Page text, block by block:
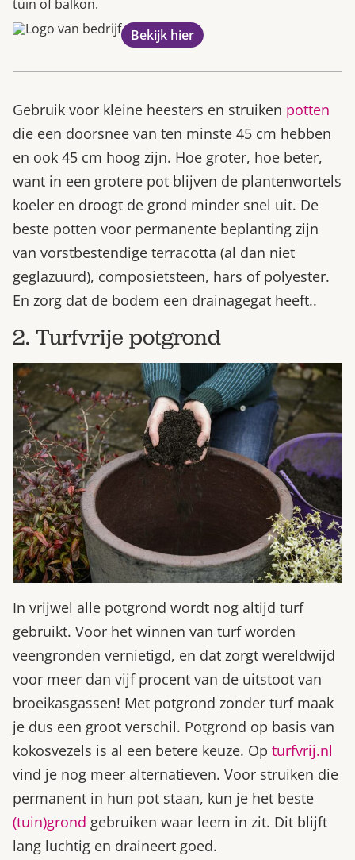
tuin of balkon.
Bekijk hier
Gebruik voor kleine heesters en struiken potten
die een doorsnee van ten minste 45 cm hebben
en ook 45 cm hoog zijn. Hoe groter, hoe beter,
want in een grotere pot blijven de plantenwortels
koeler en droogt de grond minder snel uit. De
beste potten voor permanente beplanting zijn
van vorstbestendige terracotta (al dan niet
geglazuurd), composietsteen, hars of polyester.
En zorg dat de bodem een drainagegat heeft..
2. Turfvrije potgrond
In vrijwel alle potgrond wordt nog altijd turf
gebruikt. Voor het winnen van turf worden
veengronden vernietigd, en dat zorgt wereldwijd
voor meer dan vijf procent van de uitstoot van
broeikasgassen! Met potgrond zonder turf maak
je dus een groot verschil. Potgrond op basis van
kokosvezels is al een betere keuze. Op turfvrij.nl
vind je nog meer alternatieven. Voor struiken die
permanent in hun pot staan, kun je het beste
(tuin)grond gebruiken waar leem in zit. Dit blijft
lang luchtig en draineert goed.